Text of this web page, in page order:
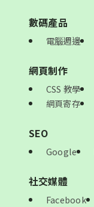
數碼產品
電腦週邊
網頁制作
CSS 教學
網頁寄存
SEO
Google
社交媒體
Facebook